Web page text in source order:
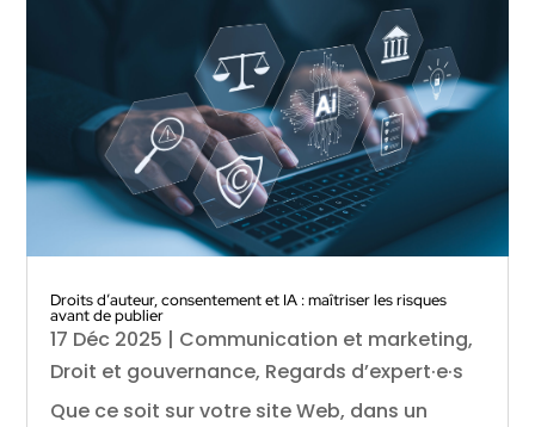
Droits d’auteur, consentement et IA : maîtriser les risques
avant de publier
17 Déc 2025 | Communication et marketing,
Droit et gouvernance, Regards d’expert·e·s
Que ce soit sur votre site Web, dans un